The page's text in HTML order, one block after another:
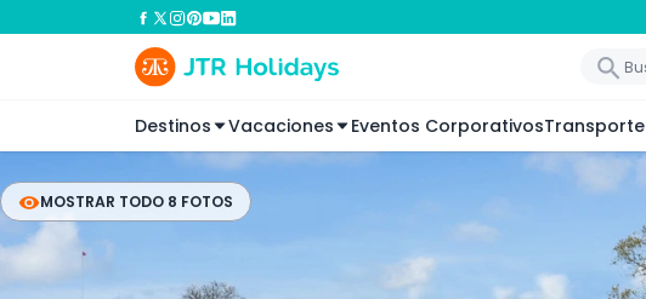
Destinos Vacaciones Eventos CorporativosTransporte
MOSTRAR TODO 8 FOTOS